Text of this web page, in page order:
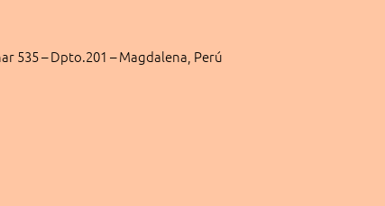
535 – Dpto.201 – Magdalena, Perú